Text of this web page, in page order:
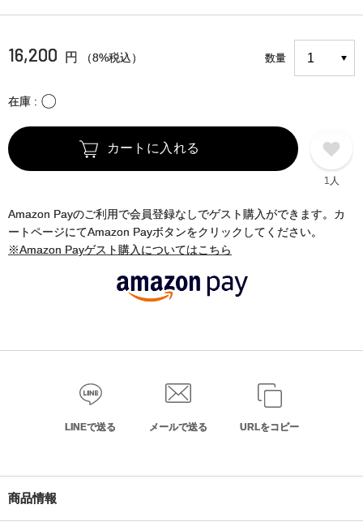
16,200 円 （8%税込） 数量
在庫 〇
カートに入れる
1人
Amazon Payのご利用で会員登録なしでゲスト購入ができます。カ
ートページにてAmazon Payボタンをクリックしてください。
※Amazon Payゲスト購入についてはこちら
LINEで送る メールで送る URLをコピー
商品情報